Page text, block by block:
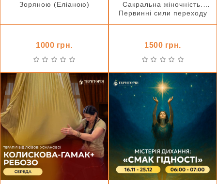
Зоряною (Еліаною)
1000 грн.
Сакральна жіночність.
Первинні сили переходу
1500 грн.